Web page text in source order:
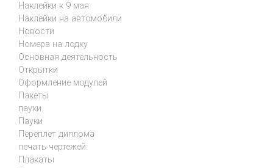
Наклейки к 9 мая
Наклейки на автомобили
Новости
Номера на лодку
Основная деятельность
Открытки
Оформление модулей
Пакеты
пауки
Пауки
Переплет диплома
печать чертежей
Плакаты